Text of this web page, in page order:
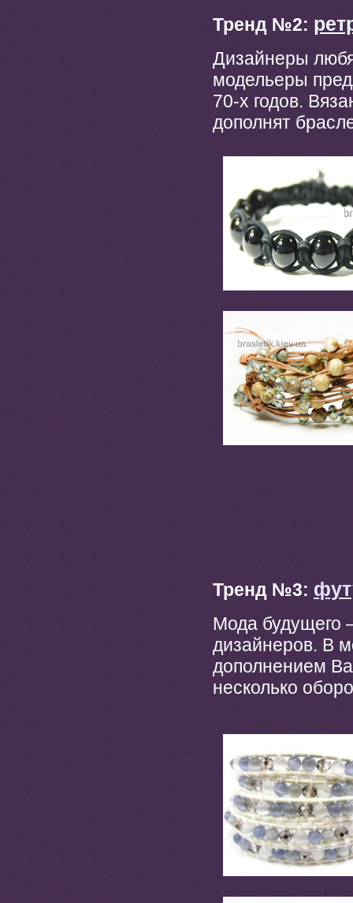
Тренд №2:
Дизайнеры
модельеры
70-х годов.
дополнят
Тренд №3:
Мода будущего
дизайнеров. В
дополнением
несколько